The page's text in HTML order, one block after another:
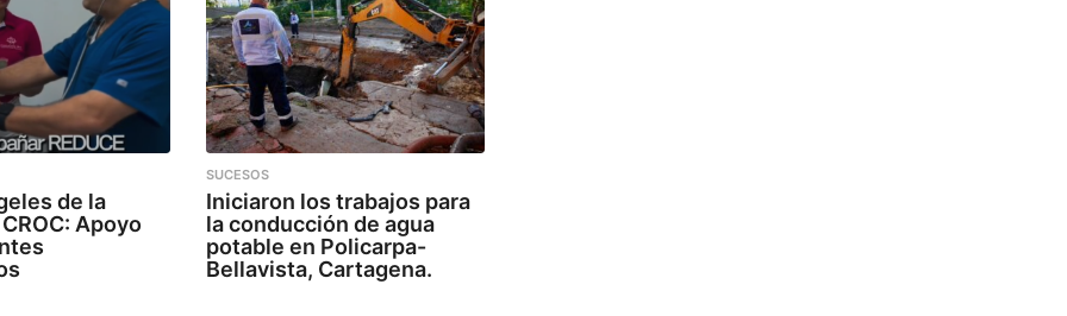
de la
Apoyo
SUCESOS
Iniciaron los trabajos para
la conducción de agua
potable en Policarpa-
Bellavista, Cartagena.